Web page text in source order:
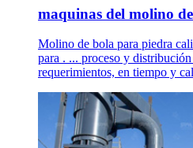
maquinas del molino
Molino de bola para piedra
para . ... proceso y
requerimientos, en tiempo y